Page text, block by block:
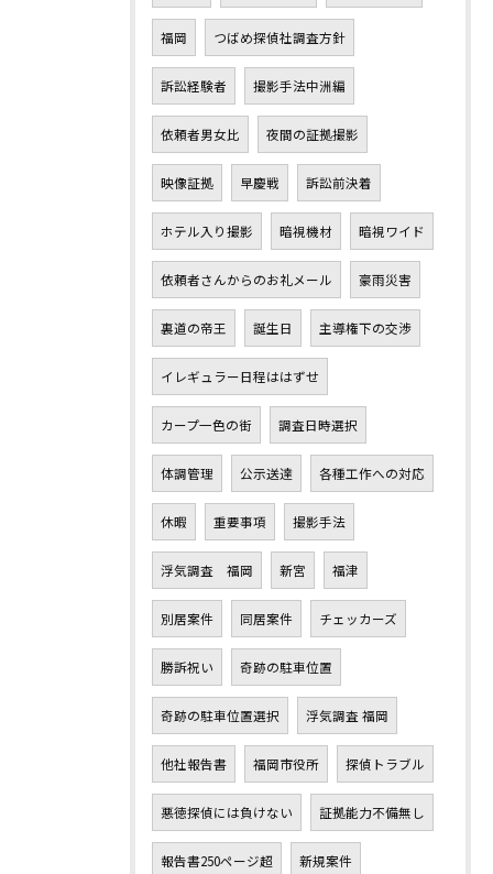
福岡 つばめ探偵社調査方針
訴訟経験者 撮影手法中洲編
依頼者男女比 夜間の証拠撮影
映像証拠 早慶戦 訴訟前決着
ホテル入り撮影 暗視機材 暗視ワイド
依頼者さんからのお礼メール 豪雨災害
裏道の帝王 誕生日 主導権下の交渉
イレギュラー日程ははずせ
カープ一色の街 調査日時選択
体調管理 公示送達 各種工作への対応
休暇 重要事項 撮影手法
浮気調査 福岡 新宮 福津
別居案件 同居案件 チェッカーズ
勝訴祝い 奇跡の駐車位置
奇跡の駐車位置選択 浮気調査 福岡
他社報告書 福岡市役所 探偵トラブル
悪徳探偵には負けない 証拠能力不備無し
報告書250ページ超 新規案件